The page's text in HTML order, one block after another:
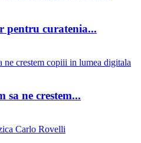
pentru curatenia...
sa ne crestem...
Carlo Rovelli